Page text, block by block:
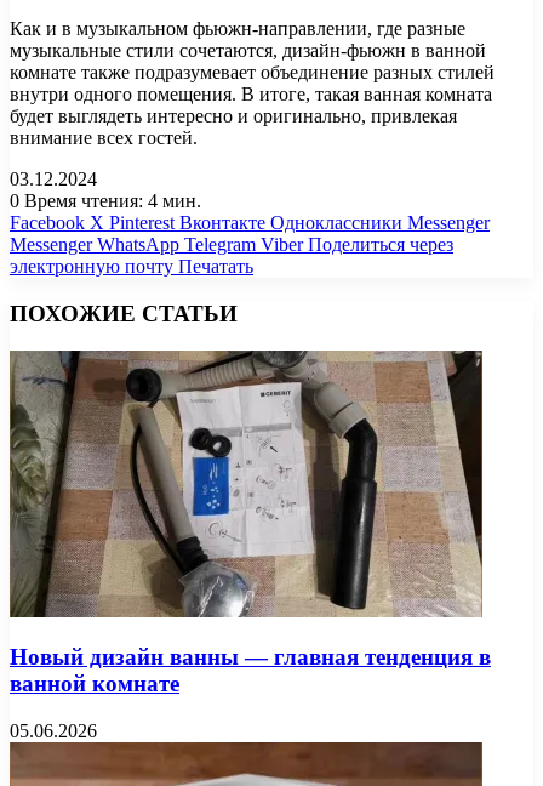
Как и в музыкальном фьюжн-направлении, где разные
музыкальные стили сочетаются, дизайн-фьюжн в ванной
комнате также подразумевает объединение разных стилей
внутри одного помещения. В итоге, такая ванная комната
будет выглядеть интересно и оригинально, привлекая
внимание всех гостей.
03.12.2024
0 Время чтения: 4 мин.
Facebook X Pinterest Вконтакте Одноклассники Messenger
Messenger WhatsApp Telegram Viber Поделиться через
электронную почту Печатать
ПОХОЖИЕ СТАТЬИ
Новый дизайн ванны — главная тенденция в
ванной комнате
05.06.2026